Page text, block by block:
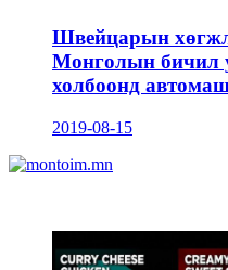
Швейцарын
Монголын бичил
холбоонд
2019-08-15